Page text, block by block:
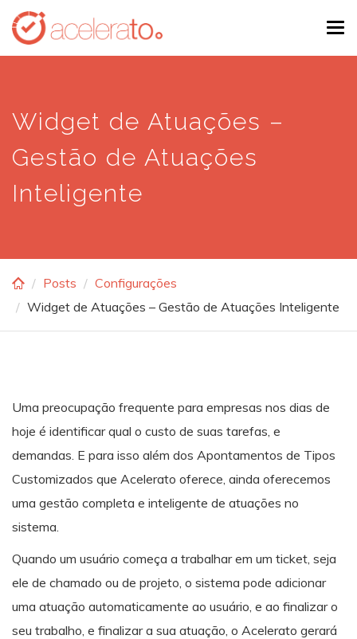
Skip
main
Widget de Atuações –
Gestão de Atuações
Inteligente
Posts
Configurações
Widget de Atuações – Gestão de Atuações Inteligente
Uma preocupação frequente para empresas nos dias de
hoje é identificar qual o custo de suas tarefas, e
demandas. E para isso além dos Apontamentos de Tipos
Customizados que Acelerato oferece, ainda oferecemos
uma gestão completa e inteligente de atuações no
sistema.
Quando um usuário começa a trabalhar em um ticket, seja
ele de chamado ou de projeto, o sistema pode adicionar
uma atuação automaticamente ao usuário, e ao finalizar o
seu trabalho, e finalizar a sua atuação, o Acelerato gerará